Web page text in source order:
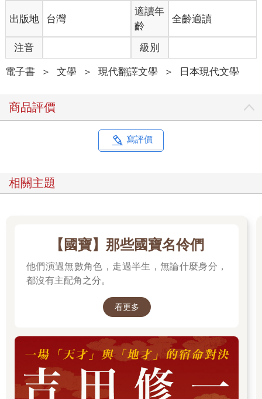
不起有哪個朋友在當建築工人，而且因為背光的關係，完全不知
道對方是誰。當面問對方是誰似乎有點失禮，所以我悶不吭氣地
「美咲，是我啊，妳的老同學成哉！國中的時候，我們經常玩在
一起。」
對方抱著電線桿大聲對我說。
在無法把我認識的成哉，和眼前這個輕鬆站在電線桿上的成哉連
在一起。
「我聽說你已經收到了一流企業的錄取通知⋯⋯」
我陷入茫然，好不容易擠出這句話，但是，我說話似乎太小聲，
成哉說了一家令人懷念的咖啡店名字。我以前很嚮往那家咖啡
等了十五分鐘左右，成哉滿頭大汗地走進了櫻桃花園。不光是臉
而已，我猜想他渾身都在冒汗，光是看著他的臉，就可以感受到
熱氣撲來。他可能察覺了我的想法，用掛在脖子上那條溫泉旅館
常用的薄毛巾拚命擦著額頭的汗水走過來時說：
雖然成哉以前就不屬於文弱書生的類型，但是出現在眼前的他充
然運動能力不差，但屬於文質彬彬、清新爽朗的年輕人。
「因為我在當建築工人啊。」
成哉笑著說。雖然他的外型和以前判若兩人，但笑容仍然是我熟
悉的成哉，頓時胸口產生了好像被橡皮圈綁緊的懷念感覺。
成哉說他目前在當建築工人時的態度，感受不到絲毫的自嘲，我
出版地 台灣
適讀年
齡
全齡適讀
注音 級別
電子書 ＞ 文學 ＞ 現代翻譯文學 ＞ 日本現代文學
商品評價
寫評價
相關主題
【國寶】那些國寶名伶們
他們演過無數角色，走過半生，無論什麼身分，
都沒有主配角之分。
看更多